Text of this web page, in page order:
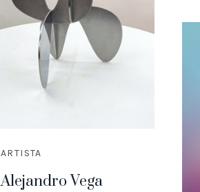
ARTISTA
Alejandro Vega